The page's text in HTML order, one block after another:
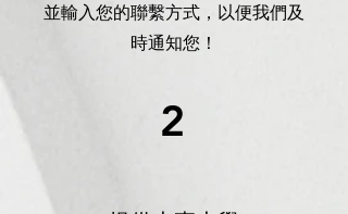
並輸入您的聯繫方式，以便我們及
時通知您！
2